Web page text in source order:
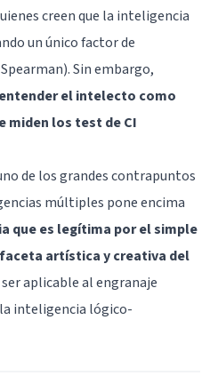
creen que la inteligencia
un único factor de
). Sin embargo,
el intelecto como
miden los test de CI
de los grandes contrapuntos
múltiples pone encima
que es legítima por el simple
artística y creativa del
ser aplicable al engranaje
inteligencia lógico-